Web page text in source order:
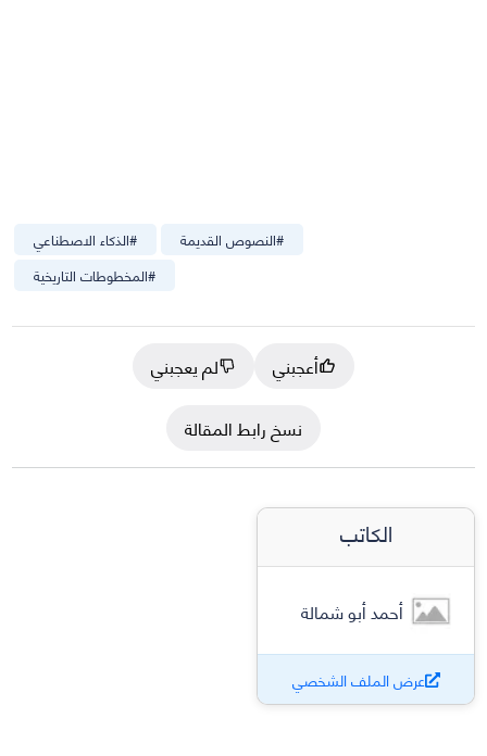
#الذكاء الاصطناعي #النصوص القديمة
#المخطوطات التاريخية
أعجبني
لم يعجبني
نسخ رابط المقالة
الكاتب
أحمد أبو شمالة
عرض الملف الشخصي